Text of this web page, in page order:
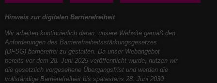
Hinweis zur digitalen Barrierefreiheit
Wir arbeiten kontinuierlich daran, unsere Website gemäß den
Anforderungen des Barrierefreiheitsstärkungsgesetzes
(BFSG) barrierefrei zu gestalten. Da unser Webangebot
bereits vor dem 28. Juni 2025 veröffentlicht wurde, nutzen wir
die gesetzlich vorgesehene Übergangsfrist und werden die
vollständige Barrierefreiheit bis spätestens 28. Juni 2030